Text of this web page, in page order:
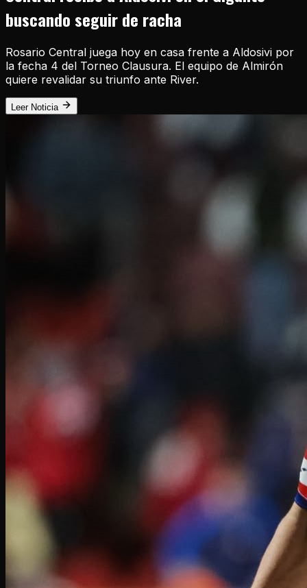
buscando seguir de racha
Rosario Central juega hoy en casa frente a Aldosivi por
la fecha 4 del Torneo Clausura. El equipo de Almirón
quiere revalidar su triunfo ante River.
Leer Noticia